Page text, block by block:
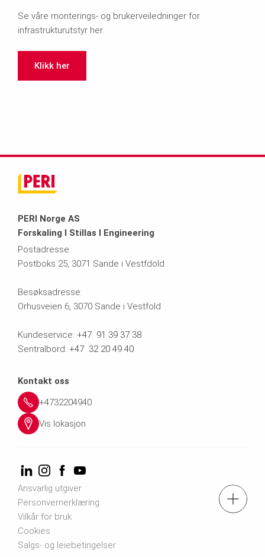
Tel.: +47 32 20 49 40
Se våre monterings- og brukerveiledninger for
infrastrukturutstyr her.
Klikk her
PERI Norge AS
Forskaling I Stillas I Engineering
Postadresse:
Postboks 25, 3071 Sande i Vestfdold
Besøksadresse:
Orhusveien 6, 3070 Sande i Vestfold
Kundeservice: +47 91 39 37 38
Sentralbord: +47 32 20 49 40
Kontakt oss
+4732204940
Vis lokasjon
Ansvarlig utgiver
Personvernerklæring
Vilkår for bruk
Cookies
Salgs- og leiebetingelser